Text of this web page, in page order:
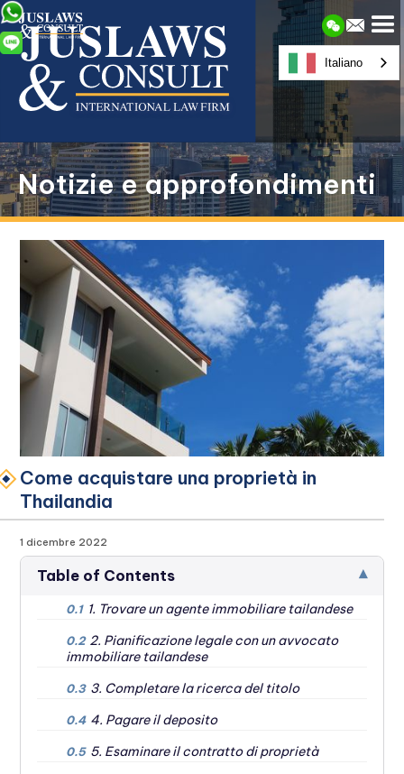
Notizie e approfondimenti
Come acquistare una proprietà in
Thailandia
1 dicembre 2022
Table of Contents ▾
0.1 1. Trovare un agente immobiliare tailandese
0.2 2. Pianificazione legale con un avvocato
immobiliare tailandese
0.3 3. Completare la ricerca del titolo
0.4 4. Pagare il deposito
0.5 5. Esaminare il contratto di proprietà
Italiano